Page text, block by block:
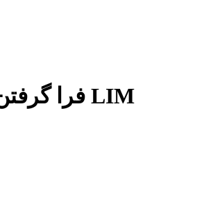
فرا گرفتن آلمانی برای اهداف تحصیلی با LIM